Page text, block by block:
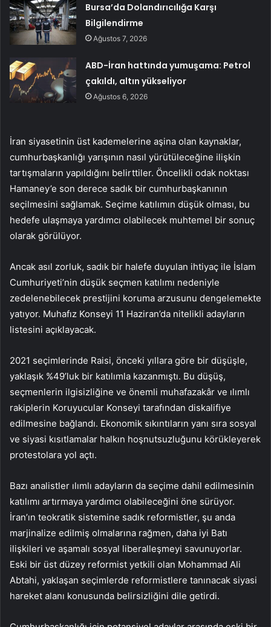
Bursa’da Dolandırıcılığa Karşı
Bilgilendirme
Ağustos 7, 2026
ABD-İran hattında yumuşama: Petrol
çakıldı, altın yükseliyor
Ağustos 6, 2026
İran siyasetinin üst kademelerine aşina olan kaynaklar,
cumhurbaşkanlığı yarışının nasıl yürütüleceğine ilişkin
tartışmaların yapıldığını belirttiler. Öncelikli odak noktası
Hamaney’e son derece sadık bir cumhurbaşkanının
seçilmesini sağlamak. Seçime katılımın düşük olması, bu
hedefe ulaşmaya yardımcı olabilecek muhtemel bir sonuç
olarak görülüyor.
Ancak asıl zorluk, sadık bir halefe duyulan ihtiyaç ile İslam
Cumhuriyeti’nin düşük seçmen katılımı nedeniyle
zedelenebilecek prestijini koruma arzusunu dengelemekte
yatıyor. Muhafız Konseyi 11 Haziran’da nitelikli adayların
listesini açıklayacak.
2021 seçimlerinde Raisi, önceki yıllara göre bir düşüşle,
yaklaşık %49’luk bir katılımla kazanmıştı. Bu düşüş,
seçmenlerin ilgisizliğine ve önemli muhafazakâr ve ılımlı
rakiplerin Koruyucular Konseyi tarafından diskalifiye
edilmesine bağlandı. Ekonomik sıkıntıların yanı sıra sosyal
ve siyasi kısıtlamalar halkın hoşnutsuzluğunu körükleyerek
protestolara yol açtı.
Bazı analistler ılımlı adayların da seçime dahil edilmesinin
katılımı artırmaya yardımcı olabileceğini öne sürüyor.
İran’ın teokratik sistemine sadık reformistler, şu anda
marjinalize edilmiş olmalarına rağmen, daha iyi Batı
ilişkileri ve aşamalı sosyal liberalleşmeyi savunuyorlar.
Eski bir üst düzey reformist yetkili olan Mohammad Ali
Abtahi, yaklaşan seçimlerde reformistlere tanınacak siyasi
hareket alanı konusunda belirsizliğini dile getirdi.